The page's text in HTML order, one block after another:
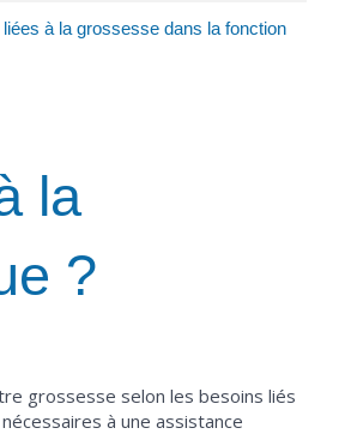
à la grossesse dans la fonction
la
?
grossesse selon les besoins liés
à une assistance